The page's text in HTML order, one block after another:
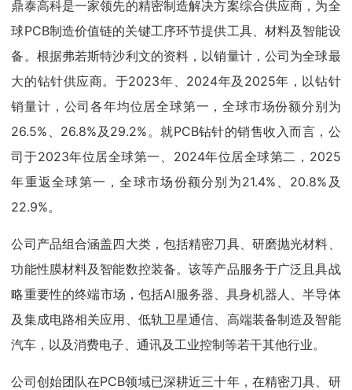
鼎泰高科是一家领先的精密制造解决方案综合供应商，为全
球PCB制造价值链的关键工序环节提供工具、材料及智能设
备。根据弗若斯特沙利文的资料，以销量计，公司为全球最
大的钻针供应商。于2023年、2024年及2025年，以钻针
销量计，公司各年均位居全球第一，全球市场份额分别为
26.5%、26.8%及29.2%。就PCB钻针的销售收入而言，公
司于2023年位居全球第一、2024年位居全球第二，2025
年重返全球第一，全球市场份额分别为21.4%、20.8%及
22.9%。
公司产品组合涵盖四大类，包括精密刀具、研磨抛光材料、
功能性膜材料及智能数控装备。该等产品服务于广泛且具战
略重要性的终端市场，包括AI服务器、具身机器人、半导体
及集成电路相关应用、低轨卫星通信、高端装备制造及智能
汽车，以及消费电子、通讯及工业控制等若干其他行业。
公司创始团队在PCB领域已深耕近三十年，在精密刀具、研